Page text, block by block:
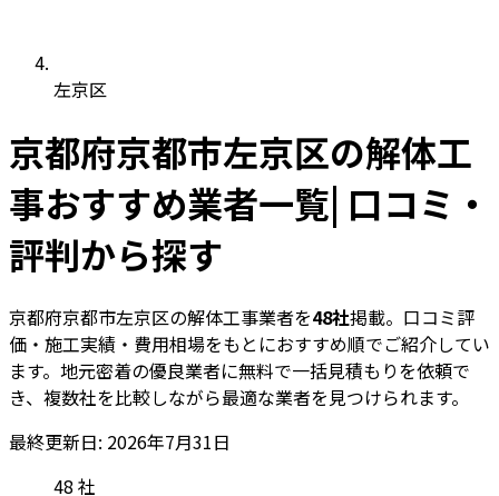
左京区
京都府京都市左京区の解体工
事おすすめ業者一覧| 口コミ・
評判から探す
京都府京都市左京区の解体工事業者を48社掲載。口コミ評
価・施工実績・費用相場をもとにおすすめ順でご紹介してい
ます。地元密着の優良業者に無料で一括見積もりを依頼で
き、複数社を比較しながら最適な業者を見つけられます。
最終更新日: 2026年7月31日
48 社